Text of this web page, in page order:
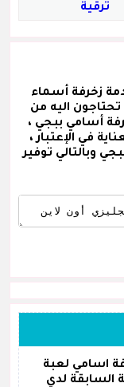
ترقية
زخرفة أسماء
اليه من
أسامي ببجي ،
في الإعتبار ،
وبالتالي توفير
اسامي لعبة
السابقة لدي